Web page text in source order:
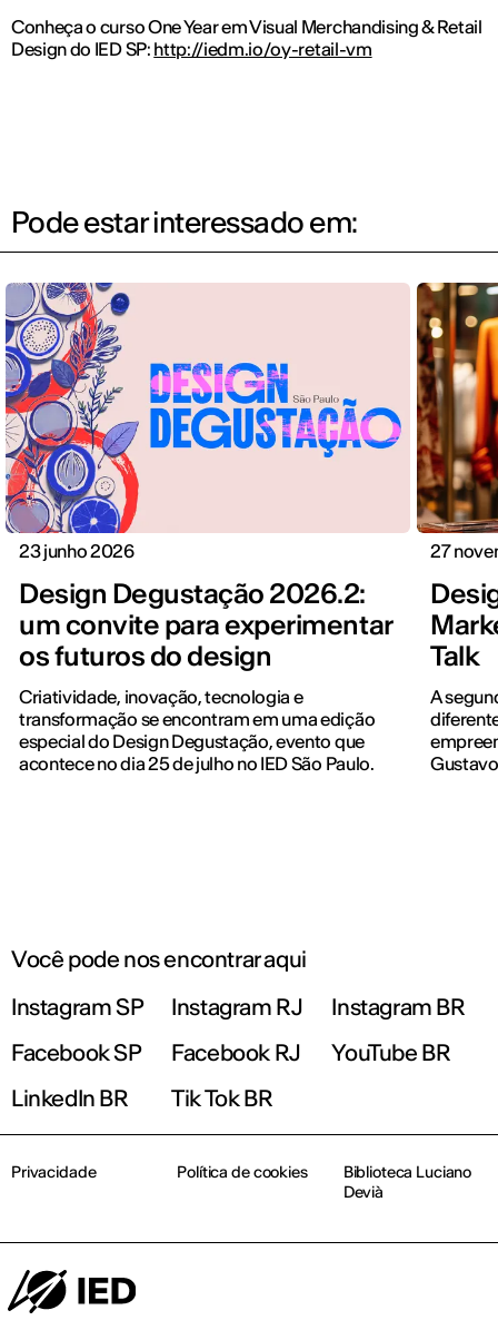
Conheça o curso One Year em Visual Merchandising & Retail
Design do IED SP: http://iedm.io/oy-retail-vm
Pode estar interessado em:
23 junho 2026
Design Degustação 2026.2:
um convite para experimentar
os futuros do design
Criatividade, inovação, tecnologia e
transformação se encontram em uma edição
especial do Design Degustação, evento que
acontece no dia 25 de julho no IED São Paulo.
27
Talk
A
Você pode nos encontrar aqui
Instagram SP
Instagram RJ
Instagram BR
Facebook SP
Facebook RJ
YouTube BR
LinkedIn BR
Tik Tok BR
Privacidade Política de cookies
Biblioteca Luciano
Devià